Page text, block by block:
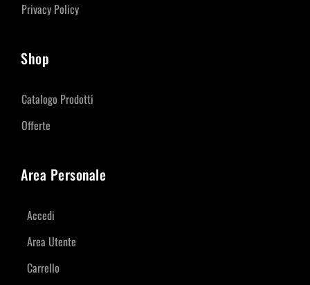
Privacy Policy
Shop
Catalogo Prodotti
Offerte
Area Personale
Accedi
Area Utente
Carrello